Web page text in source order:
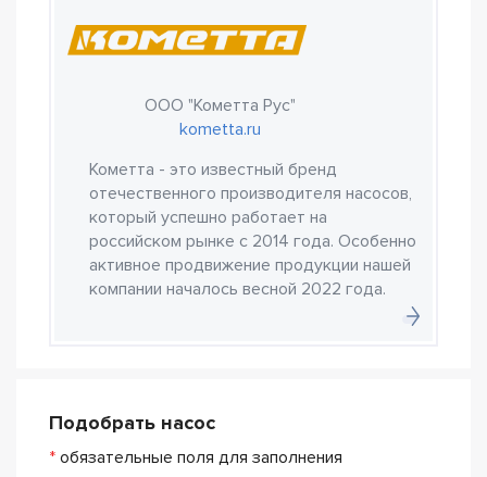
ООО "Кометта Рус"
kometta.ru
Кометта - это известный бренд
отечественного производителя насосов,
который успешно работает на
российском рынке с 2014 года. Особенно
активное продвижение продукции нашей
компании началось весной 2022 года.
Подобрать насос
* обязательные поля для заполнения